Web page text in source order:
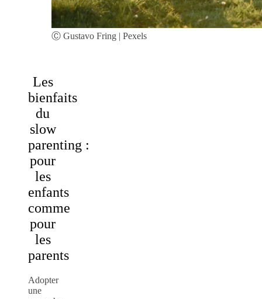
Ⓒ Gustavo Fring | Pexels
Les
bienfaits
du
slow
parenting :
pour
les
enfants
comme
pour
les
parents
Adopter
une